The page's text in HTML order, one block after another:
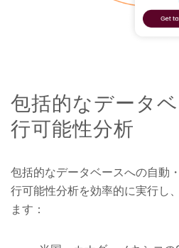
包括的なデータ
行可能性分析
包括的なデータベースへの自動
行可能性分析を効率的に実行し
ます：